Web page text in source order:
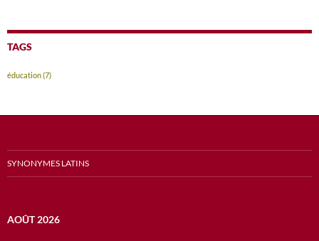
TAGS
éducation(7)
SYNONYMES LATINS
AOÛT 2026